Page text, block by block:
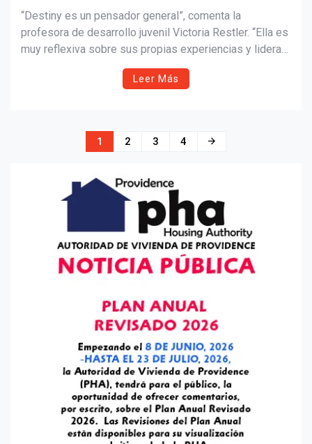
“Destiny es un pensador general”, comenta la
profesora de desarrollo juvenil Victoria Restler. “Ella es
muy reflexiva sobre sus propias experiencias y lidera
con sintonía, cuidado y conexión.
Leer Más
1 2 3 4